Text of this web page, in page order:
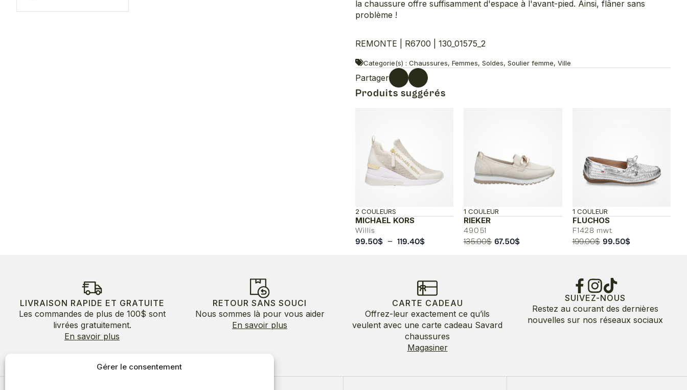
Gérer le consentement
la chaussure offre suffisamment d'espace à l'avant-pied. Ainsi, flâner sans
problème !
REMONTE | R6700 | 130_01575_2
Categorie(s) : Chaussures, Femmes, Soldes, Soulier femme, Ville
Partager
Produits suggérés
MICHAEL KORS
Willis
2 COULEURS
99.50$ – 119.40$Plage
à
119.40$
RIEKER
49051
1 COULEUR
135.00$ Le
67.50$Le
FLUCHOS
F1428 mwt
1 COULEUR
199.00$ Le
199.00$.
99.50$Le
LIVRAISON RAPIDE ET GRATUITE
Les commandes de plus de 100$ sont
livrées gratuitement.
En savoir plus
RETOUR SANS SOUCI
Nous sommes là pour vous aider
En savoir plus
CARTE CADEAU
Offrez-leur exactement ce qu’ils
veulent avec une carte cadeau Savard
chaussures
Magasiner
SUIVEZ-NOUS
Restez au courant des dernières
nouvelles sur nos réseaux sociaux